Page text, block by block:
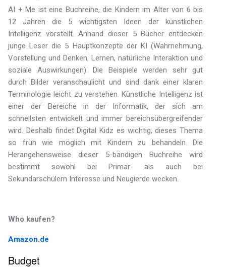
AI + Me ist eine Buchreihe, die Kindern im Alter von 6 bis
12 Jahren die 5 wichtigsten Ideen der künstlichen
Intelligenz vorstellt. Anhand dieser 5 Bücher entdecken
junge Leser die 5 Hauptkonzepte der KI (Wahrnehmung,
Vorstellung und Denken, Lernen, natürliche Interaktion und
soziale Auswirkungen). Die Beispiele werden sehr gut
durch Bilder veranschaulicht und sind dank einer klaren
Terminologie leicht zu verstehen. Künstliche Intelligenz ist
einer der Bereiche in der Informatik, der sich am
schnellsten entwickelt und immer bereichsübergreifender
wird. Deshalb findet Digital Kidz es wichtig, dieses Thema
so früh wie möglich mit Kindern zu behandeln. Die
Herangehensweise dieser 5-bändigen Buchreihe wird
bestimmt sowohl bei Primar- als auch bei
Sekundarschülern Interesse und Neugierde wecken.
Who kaufen?
Amazon.de
Budget